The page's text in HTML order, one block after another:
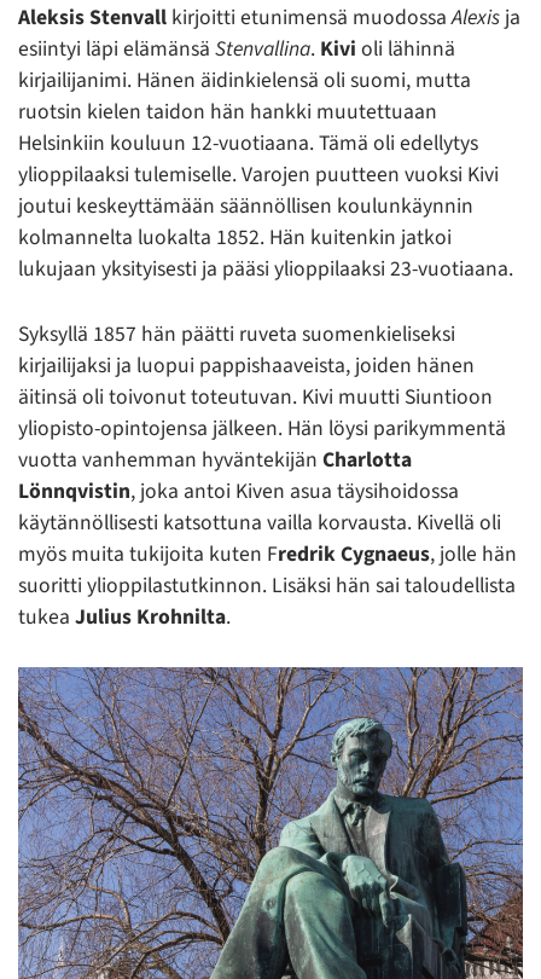
Aleksis Stenvall kirjoitti etunimensä muodossaAlexis ja
esiintyi läpi elämänsä Stenvallina. Kivi oli lähinnä
kirjailijanimi. Hänen äidinkielensä oli suomi, mutta
ruotsin kielen taidon hän hankki muutettuaan
Helsinkiin kouluun 12-vuotiaana. Tämä oli edellytys
ylioppilaaksi tulemiselle. Varojen puutteen vuoksi Kivi
joutui keskeyttämään säännöllisen koulunkäynnin
kolmannelta luokalta 1852. Hän kuitenkin jatkoi
lukujaan yksityisesti ja pääsi ylioppilaaksi 23-vuotiaana.
Syksyllä 1857 hän päätti ruveta suomenkieliseksi
kirjailijaksi ja luopui pappishaaveista, joiden hänen
äitinsä oli toivonut toteutuvan. Kivi muutti Siuntioon
yliopisto-opintojensa jälkeen. Hän löysi parikymmentä
vuotta vanhemman hyväntekijän Charlotta
Lönnqvistin, joka antoi Kiven asua täysihoidossa
käytännöllisesti katsottuna vailla korvausta. Kivellä oli
myös muita tukijoita kuten Fredrik Cygnaeus, jolle hän
suoritti ylioppilastutkinnon. Lisäksi hän sai taloudellista
tukea Julius Krohnilta.